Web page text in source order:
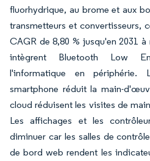
fluorhydrique, au brome et aux
transmetteurs et convertisseurs,
CAGR de 8,80 % jusqu'en 2031
intègrent Bluetooth Low
l'informatique en
smartphone réduit la main-
cloud réduisent les visites de
Les affichages et les
diminuer car les salles de
de bord web rendent les